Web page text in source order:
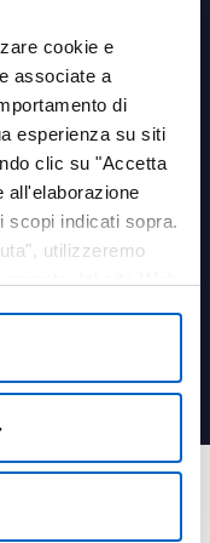
cookie e
associate a
di
esperienza su siti
clic su "Accetta
all'elaborazione
scopi indicati sopra.
utilizzeremo
il
puoi visualizzare,
di ogni pagina.
Amgen S.r.l. a socio
alla Direzione ed al